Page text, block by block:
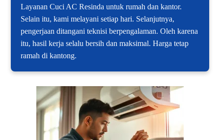
Layanan Cuci AC Resinda untuk rumah dan kantor.
Selain itu, kami melayani setiap hari. Selanjutnya,
pengerjaan ditangani teknisi berpengalaman. Oleh karena
itu, hasil kerja selalu bersih dan maksimal. Harga tetap
ramah di kantong.